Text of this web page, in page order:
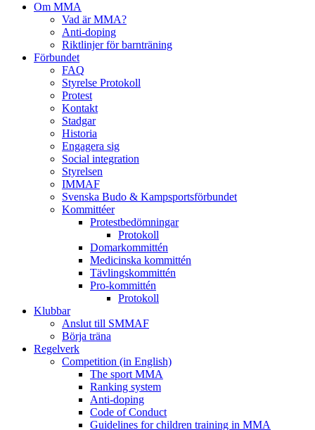
Om MMA
Vad är MMA?
Anti-doping
Riktlinjer för barnträning
Förbundet
FAQ
Styrelse Protokoll
Protest
Kontakt
Stadgar
Historia
Engagera sig
Social integration
Styrelsen
IMMAF
Svenska Budo & Kampsportsförbundet
Kommittéer
Protestbedömningar
Protokoll
Domarkommittén
Medicinska kommittén
Tävlingskommittén
Pro-kommittén
Protokoll
Klubbar
Anslut till SMMAF
Börja träna
Regelverk
Competition (in English)
The sport MMA
Ranking system
Anti-doping
Code of Conduct
Guidelines for children training in MMA